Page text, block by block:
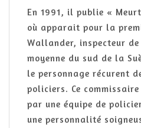
En 1991, il publie «
où apparait pour la
Wallander, inspecteur
moyenne du sud de la
le personnage récurent
policiers. Ce
par une équipe de
une personnalité